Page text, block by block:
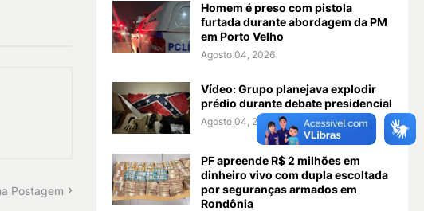
Postagem
Homem é preso com pistola
furtada durante abordagem da PM
em Porto Velho
Agosto 04, 2026
Vídeo: Grupo planejava explodir
prédio durante debate presidencial
Agosto 04, 2026
PF apreende R$ 2 milhões em
dinheiro vivo com dupla escoltada
por seguranças armados em
Rondônia